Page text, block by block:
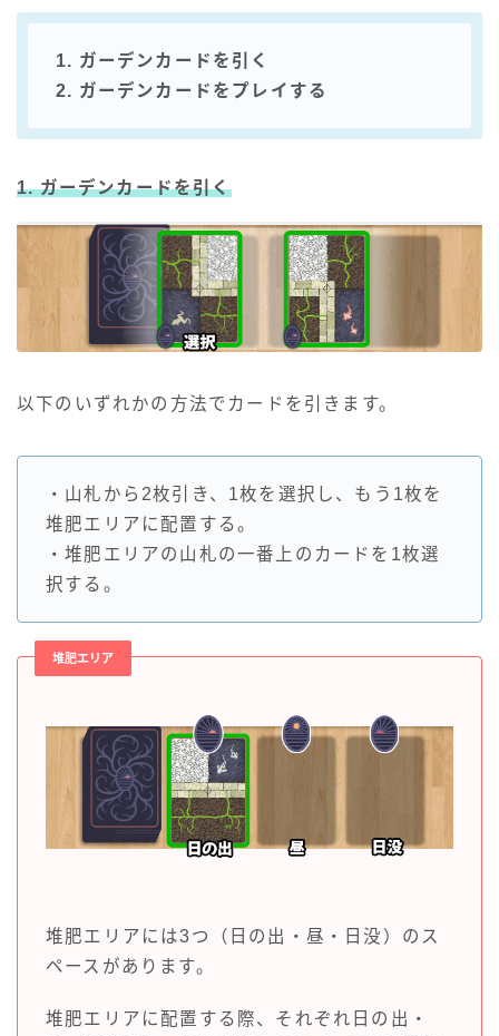
1. ガーデンカードを引く
2. ガーデンカードをプレイする
1. ガーデンカードを引く
以下のいずれかの方法でカードを引きます。
・山札から2枚引き、1枚を選択し、もう1枚を
堆肥エリアに配置する。
・堆肥エリアの山札の一番上のカードを1枚選
択する。
堆肥エリア
堆肥エリアには3つ（日の出・昼・日没）のス
ペースがあります。
堆肥エリアに配置する際、それぞれ日の出・